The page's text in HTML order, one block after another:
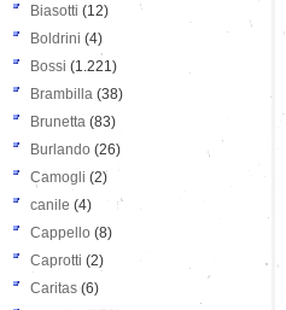
Biasotti (12)
Boldrini (4)
Bossi (1.221)
Brambilla (38)
Brunetta (83)
Burlando (26)
Camogli (2)
canile (4)
Cappello (8)
Caprotti (2)
Caritas (6)